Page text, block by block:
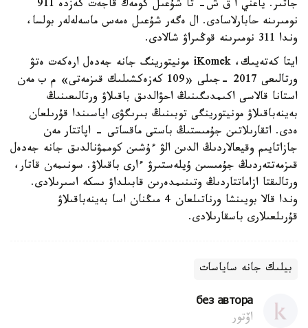
جاتىر. ياعني ا ق ش- تا شۇعىل كومەك قاجەت كەزدە 911
نومىرىنە حابارلاسادى. ال ەگەر شۇعىل ەمەس ماسەلەلەر بولسا،
وندا 311 نومىرىنە قوڭىراۋ شالادى.
ايتا كەتەيىك، iKomek مونيتورينگ جانە جەدەل ارەكەت ەتۋ
ورتالىعى 2017 -جىلى «109 كەزەكشىلىك قىزمەتى» م ب مەن
استانا قالاسى اكىمدىگىنىڭ احۋالدىق باقىلاۋ ورتالىعىنىڭ
بەينەباقىلاۋ مونيتورينگى توبىنىڭ بىرىگۋى اياسىندا قۇرىلعان
ەدى. اتقارىلاتىن جۇمىستىڭ باستى ماقساتى - اپاتتار مەن
جازاتايىم وقيعالاردىڭ الدىن الۋ ءۇشىن كوممۋنالدىق جانە جەدەل
قىزمەتتەردىڭ جۇمىسىن ۇيلەستىرۋ ءارى باقىلاۋ. سونىمەن قاتار،
ورتالىقتا ازاماتتاردىڭ وتىنىمدەرىن قابىلداۋ ىسكە اسىرىلادى.
وندا قالا بويىنشا ورناتىلعان 4 مىڭنان اسا بەينەباقىلاۋ
قۇرىلعىلارى باسقارىلادى.
بيلىك جانە ساياسات
без автора
اۆتور